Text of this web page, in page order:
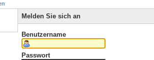
Melden Sie sich an
Benutzername
Passwort